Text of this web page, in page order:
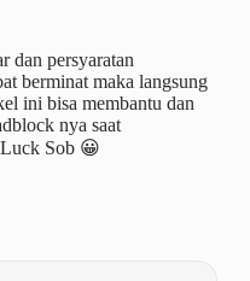
dan persyaratan
berminat maka langsung
ini bisa membantu dan
nya saat
Sob 😀